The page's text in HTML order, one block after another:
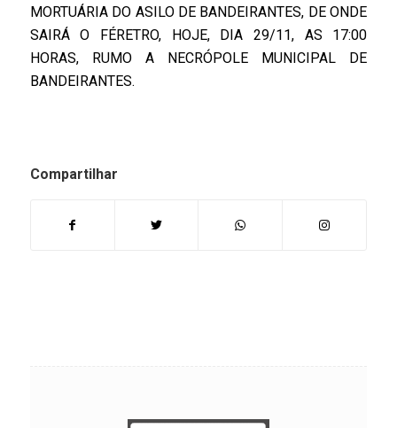
MORTUÁRIA DO ASILO DE BANDEIRANTES, DE ONDE
SAIRÁ O FÉRETRO, HOJE, DIA 29/11, AS 17:00
HORAS, RUMO A NECRÓPOLE MUNICIPAL DE
BANDEIRANTES.
Compartilhar